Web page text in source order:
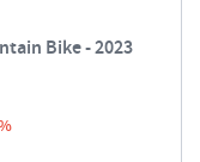
Bike - 2023